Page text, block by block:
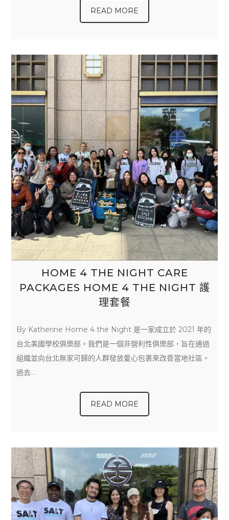
READ MORE
HOME 4 THE NIGHT CARE
PACKAGES HOME 4 THE NIGHT 護
理套餐
By Katherine Home 4 the Night 是一家成立於 2021 年的
台北美國學校俱樂部。我們是一個非營利性俱樂部，旨在通過
組織並向台北無家可歸的人群發放愛心包裹來改善當地社區。
過去…
READ MORE